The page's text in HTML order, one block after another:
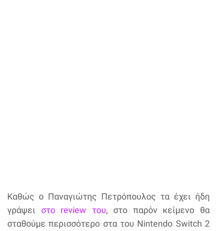
Καθώς ο Παναγιώτης Πετρόπουλος τα έχει ήδη
γράψει στο review του, στο παρόν κείμενο θα
σταθούμε περισσότερο στα του Nintendo Switch 2